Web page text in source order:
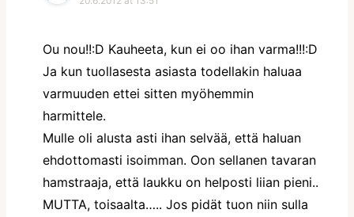
Ou nou!!:D Kauheeta, kun ei oo ihan varma!!!:D
Ja kun tuollasesta asiasta todellakin haluaa
varmuuden ettei sitten myöhemmin
harmittele.
Mulle oli alusta asti ihan selvää, että haluan
ehdottomasti isoimman. Oon sellanen tavaran
hamstraaja, että laukku on helposti liian pieni..
MUTTA, toisaalta….. Jos pidät tuon niin sulla